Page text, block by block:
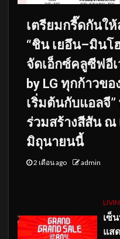
เตรียมกรี๊ดกันใ
“ชิน เยอึน–มินโ
จัดเอ็กซ์คลูซีฟอีเ
by LG ทุกก้าวข
เริ่มต้นกับแอลจี
ร่วมสร้างสีสัน ณ
มิถุนายนนี้
2 เดือน ago admin
เซ็
แส